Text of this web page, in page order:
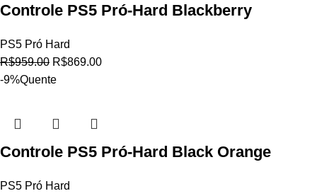
Controle PS5 Pró-Hard Blackberry
PS5 Pró Hard
R$959.00 R$869.00
-9%Quente
Controle PS5 Pró-Hard Black Orange
PS5 Pró Hard